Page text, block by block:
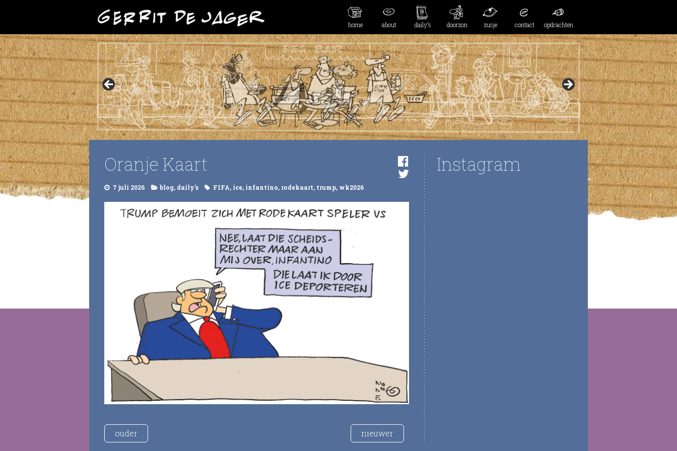
home about daily’s doorzon zusje contact opdrachten
Oranje Kaart
7 juli 2026 blog, daily's FIFA, ice, infantino, rodekaart, trump, wk2026
ouder nieuwer
Instagram